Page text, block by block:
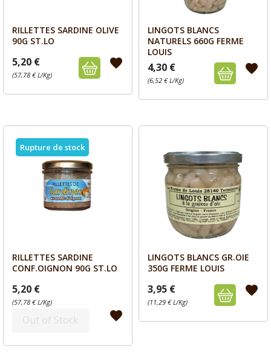
 Aperçu
RILLETTES SARDINE OLIVE
90G ST.LO
5,20 €
(57,78 € L/Kg)
favorite
Aperçu
LINGOTS BLANCS
NATURELS 660G FERME
LOUIS
4,30 €
(6,52 € L/Kg)
favorite
 Aperçu
RILLETTES SARDINE
CONF.OIGNON 90G ST.LO
5,20 €
(57,78 € L/Kg)
Out of Stock favorite
Rupture de stock
Aperçu
LINGOTS BLANCS GR.OIE
350G FERME LOUIS
3,95 €
(11,29 € L/Kg)
favorite